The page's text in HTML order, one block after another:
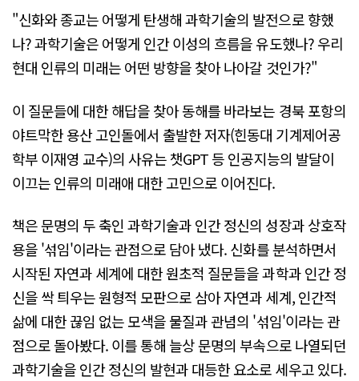
"신화와 종교는 어떻게 탄생해 과학기술의 발전으로 향했
나? 과학기술은 어떻게 인간 이성의 흐름을 유도했나? 우리
현대 인류의 미래는 어떤 방향을 찾아 나아갈 것인가?"
이 질문들에 대한 해답을 찾아 동해를 바라보는 경북 포항의
야트막한 용산 고인돌에서 출발한 저자(힌동대 기계제어공
학부 이재영 교수)의 사유는 챗GPT 등 인공지능의 발달이
이끄는 인류의 미래애 대한 고민으로 이어진다.
책은 문명의 두 축인 과학기술과 인간 정신의 성장과 상호작
용을 '섞임'이라는 관점으로 담아 냈다. 신화를 분석하면서
시작된 자연과 세계에 대한 원초적 질문들을 과학과 인간 정
신을 싹 틔우는 원형적 모판으로 삼아 자연과 세계, 인간적
삶에 대한 끊임 없는 모색을 물질과 관념의 '섞임'이라는 관
점으로 돌아봤다. 이를 통해 늘상 문명의 부속으로 나열되던
과학기술을 인간 정신의 발현과 대등한 요소로 세우고 있다.